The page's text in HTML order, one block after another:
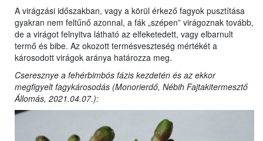
A virágzási időszakban, vagy a körül érkező fagyok pusztítása
gyakran nem feltűnő azonnal, a fák „szépen” virágoznak tovább,
de a virágot felnyitva látható az elfeketedett, vagy elbarnult
termő és bibe. Az okozott termésveszteség mértékét a
károsodott virágok aránya határozza meg.
Cseresznye a fehérbimbós fázis kezdetén és az ekkor
megfigyelt fagykárosodás (Monorierdő, Nébih Fajtakitermesztő
Állomás, 2021.04.07.):